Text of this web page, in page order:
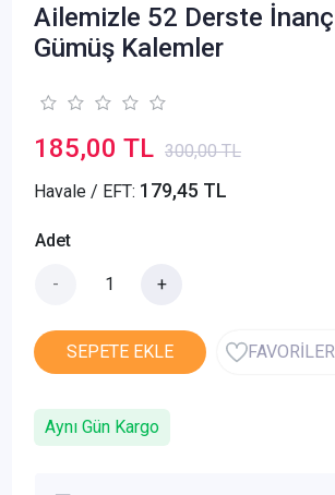
Ailemizle 52 Derste İnanç
Gümüş Kalemler
185,00 TL 300,00 TL
Havale / EFT: 179,45 TL
Adet
- +
SEPETE EKLE
Aynı Gün Kargo